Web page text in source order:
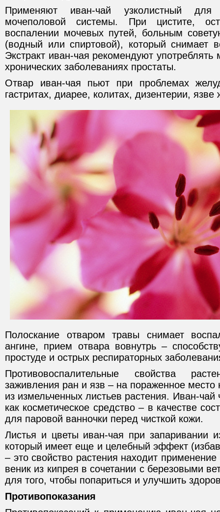
Применяют иван-чай узколистный для
мочеполовой системы. При цистите,
воспалении мочевых путей, больным
(водный или спиртовой), который снимает
Экстракт иван-чая рекомендуют
хронических заболеваниях простаты.
Отвар иван-чая пьют при проблемах
гастритах, диарее, колитах, дизентерии, язве
Полоскание отваром травы снимает
ангине, прием отвара вовнутрь –
простуде и острых респираторных
Противовоспалительные свойства
заживления ран и язв – на пораженное место
из измельченных листьев растения. Иван-чай
как косметическое средство – в качестве
для паровой ванночки перед чисткой кожи.
Листья и цветы иван-чая при запаривании
который имеет еще и целебный эффект
– это свойство растения находит
веник из кипрея в сочетании с березовыми
для того, чтобы попариться и улучшить
Противопоказания